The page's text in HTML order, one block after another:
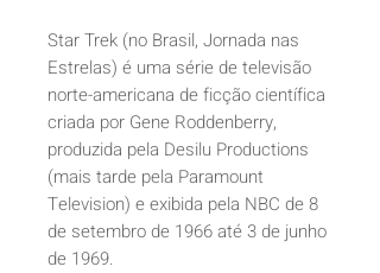
Star Trek (no Brasil, Jornada nas
Estrelas) é uma série de televisão
norte-americana de ficção científica
criada por Gene Roddenberry,
produzida pela Desilu Productions
(mais tarde pela Paramount
Television) e exibida pela NBC de 8
de setembro de 1966 até 3 de junho
de 1969.